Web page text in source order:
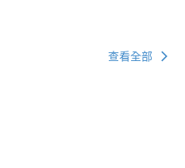
查看全部